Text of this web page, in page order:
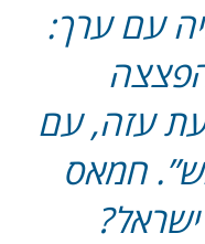
עם ערך:
עזה, עם
חמאס